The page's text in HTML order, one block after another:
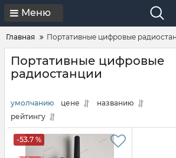
Меню
Главная Портативные цифровые
Портативные цифровые
радиостанции
умолчанию цене
названию
рейтингу
-53.7 %